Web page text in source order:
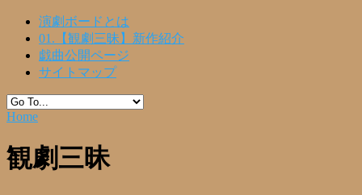
演劇ボードとは
01.【観劇三昧】新作紹介
戯曲公開ページ
サイトマップ
Home
観劇三昧